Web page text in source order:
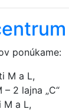
ponúkame:
M a L,
2 lajna „C“
a L,